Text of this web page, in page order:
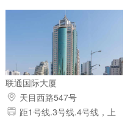
联通国际大厦
天目西路547号
距1号线.3号线.4号线，上